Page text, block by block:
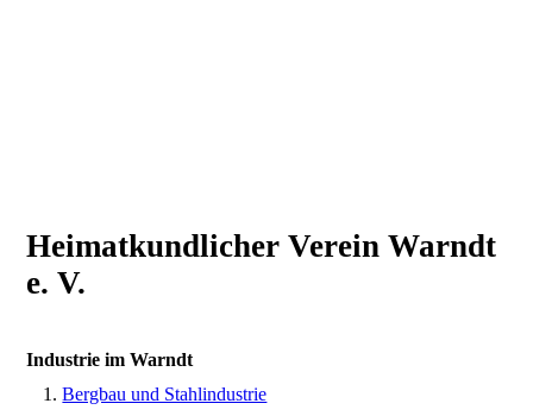
Heimatkundlicher Verein Warndt
e. V.
Industrie im Warndt
Bergbau und Stahlindustrie